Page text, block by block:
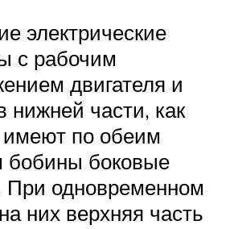
электрические
с рабочим
двигателя и
нижней части, как
имеют по обеим
бобины боковые
При одновременном
них верхняя часть